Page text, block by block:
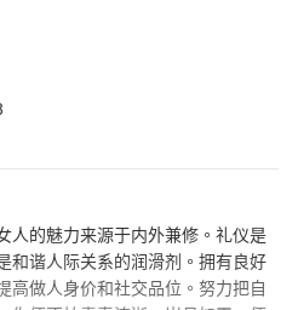
人的魅力来源于内外兼修。礼仪是
和谐人际关系的润滑剂。拥有良好
高做人身价和社交品位。努力把自